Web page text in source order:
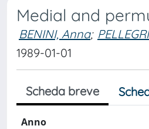
Medial and
BENINI, Anna;
1989-01-01
Scheda breve
Anno